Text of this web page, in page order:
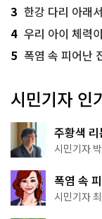
3 한강 다리 아래
4 우리 아이 체력
5 폭염 속 피어난
시민기자 인
주황색
서울둘레
시민기자
폭염 속
무 명소
시민기자